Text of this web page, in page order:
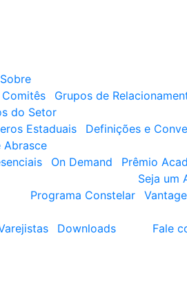
Sobre
Comitês Grupos de
do Setor
Estaduais Definições e
Abrasce
On Demand Prêmio
Seja um
Programa Constelar
Downloads
Fale